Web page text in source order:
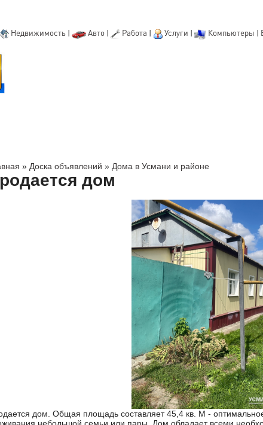
Недвижимость | Авто| Работа | Услуги | Компьютеры |
» Доска объявлений » Дома в Усмани и районе
дом
дом. Общая площадь составляет 45,4 кв. М -